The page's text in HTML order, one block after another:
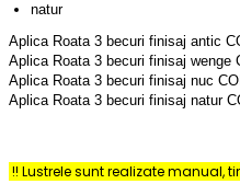
natur
Aplica Roata 3 becuri finisaj antic
Aplica Roata 3 becuri finisaj wenge
Aplica Roata 3 becuri finisaj nuc
Aplica Roata 3 becuri finisaj natur
!! Lustrele sunt realizate manual,